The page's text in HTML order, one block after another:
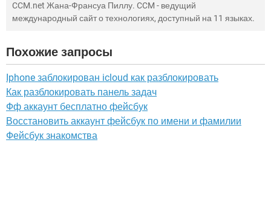
CCM.net Жана-Франсуа Пиллу. CCM - ведущий
международный сайт о технологиях, доступный на 11 языках.
Похожие запросы
Iphone заблокирован icloud как разблокировать
Как разблокировать панель задач
Фф аккаунт бесплатно фейсбук
Восстановить аккаунт фейсбук по имени и фамилии
Фейсбук знакомства